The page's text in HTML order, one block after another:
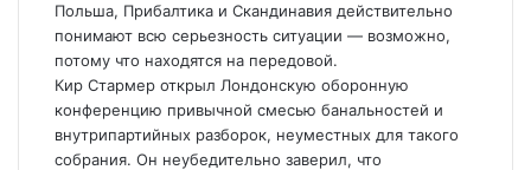
Польша, Прибалтика и Скандинавия действительно
понимают всю серьезность ситуации — возможно,
потому что находятся на передовой.
Кир Стармер открыл Лондонскую оборонную
конференцию привычной смесью банальностей и
внутрипартийных разборок, неуместных для такого
собрания. Он неубедительно заверил, что